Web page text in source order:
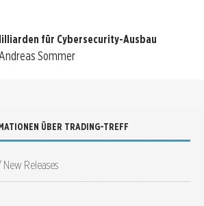
für Cybersecurity-Ausbau
Sommer
ÜBER TRADING-TREFF
Releases